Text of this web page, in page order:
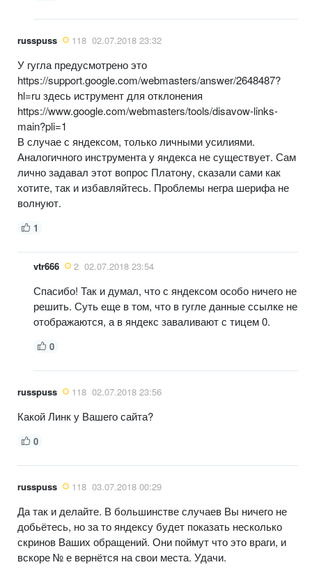
russpuss 118 02.07.2018 23:32
У гугла предусмотрено это
https://support.google.com/webmasters/answer/2648487?
hl=ru здесь иструмент для отклонения
https://www.google.com/webmasters/tools/disavow-links-
main?pli=1
В случае с яндексом, только личными усилиями.
Аналогичного инструмента у яндекса не существует. Сам
лично задавал этот вопрос Платону, сказали сами как
хотите, так и избавляйтесь. Проблемы негра шерифа не
волнуют.
1
vtr666 2 02.07.2018 23:54
Спасибо! Так и думал, что с яндексом особо ничего не
решить. Суть еще в том, что в гугле данные ссылке не
отображаются, а в яндекс заваливают с тицем 0.
0
russpuss 118 02.07.2018 23:56
Какой Линк у Вашего сайта?
0
russpuss 118 03.07.2018 00:29
Да так и делайте. В большинстве случаев Вы ничего не
добьётесь, но за то яндексу будет показать несколько
скринов Ваших обращений. Они поймут что это враги, и
вскоре № е вернётся на свои места. Удачи.